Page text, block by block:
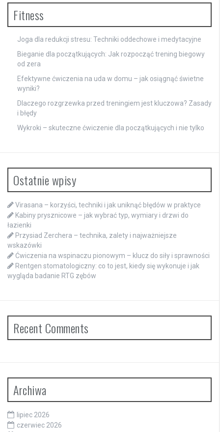
Fitness
Joga dla redukcji stresu: Techniki oddechowe i medytacyjne
Bieganie dla początkujących: Jak rozpocząć trening biegowy
od zera
Efektywne ćwiczenia na uda w domu – jak osiągnąć świetne
wyniki?
Dlaczego rozgrzewka przed treningiem jest kluczowa? Zasady
i błędy
Wykroki – skuteczne ćwiczenie dla początkujących i nie tylko
Ostatnie wpisy
Virasana – korzyści, techniki i jak uniknąć błędów w praktyce
Kabiny prysznicowe – jak wybrać typ, wymiary i drzwi do
łazienki
Przysiad Zerchera – technika, zalety i najważniejsze
wskazówki
Ćwiczenia na wspinaczu pionowym – klucz do siły i sprawności
Rentgen stomatologiczny: co to jest, kiedy się wykonuje i jak
wygląda badanie RTG zębów
Recent Comments
Archiwa
lipiec 2026
czerwiec 2026